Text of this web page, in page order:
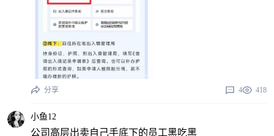
分享 4 418
小鱼12
公司高层出卖自己手底下的员工黑吃黑